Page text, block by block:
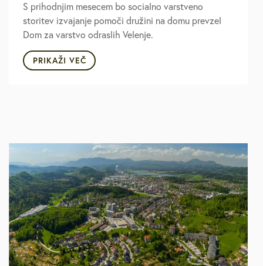
S prihodnjim mesecem bo socialno varstveno
storitev izvajanje pomoči družini na domu prevzel
Dom za varstvo odraslih Velenje.
PRIKAŽI VEČ